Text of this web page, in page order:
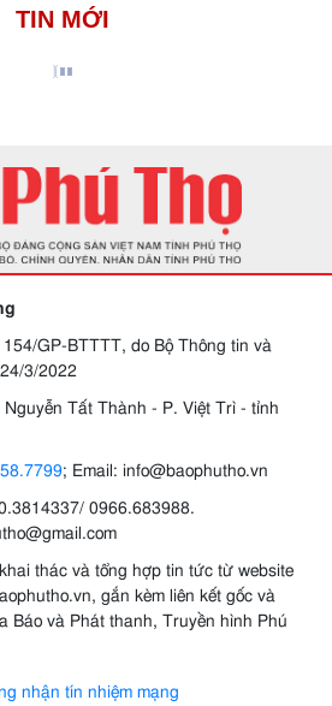
TIN MỚI
GP-BTTTT, do Bộ Thông tin và
3/2022
Tất Thành - P. Việt Trì - tỉnh
; Email: info@baophutho.vn
0966.683988.
thác và tổng hợp tin tức từ website
gắn kèm liên kết gốc và
Báo và Phát thanh, Truyền hình Phú